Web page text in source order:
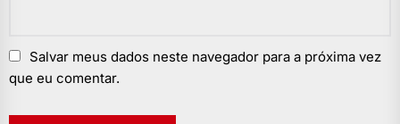
Salvar meus dados neste navegador para a próxima vez
que eu comentar.